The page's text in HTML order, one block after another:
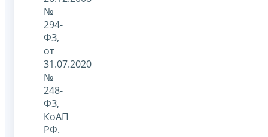
№
294-
ФЗ,
от
31.07.2020
№
248-
ФЗ,
КоАП
РФ.